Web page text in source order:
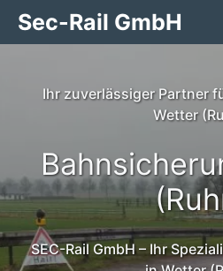
Zum
InhaltSec-Rail GmbH
Ihr zuverlässiger Partner
Wetter
SEC-Rail GmbH – Ihr